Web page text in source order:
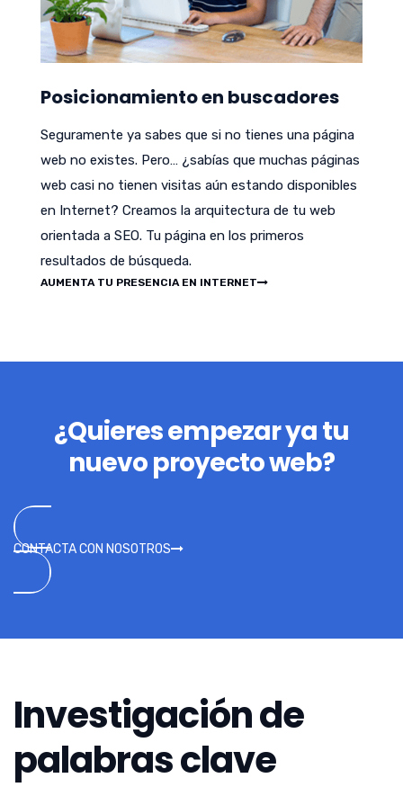
Posicionamiento en buscadores
Seguramente ya sabes que si no tienes una página
web no existes. Pero… ¿sabías que muchas páginas
web casi no tienen visitas aún estando disponibles
en Internet? Creamos la arquitectura de tu web
orientada a SEO. Tu página en los primeros
resultados de búsqueda.
AUMENTA TU PRESENCIA EN INTERNET
¿Quieres empezar ya tu
nuevo proyecto web?
CONTACTA CON NOSOTROS
Investigación de
palabras clave